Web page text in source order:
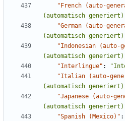
"French (auto-
(automatisch
"German (auto-
(automatisch
"Indonesian (auto-
(automatisch
"Interlingue" :
"Italian (auto-
(automatisch
"Japanese (auto-
(automatisch
"Spanish (Mexico)" :